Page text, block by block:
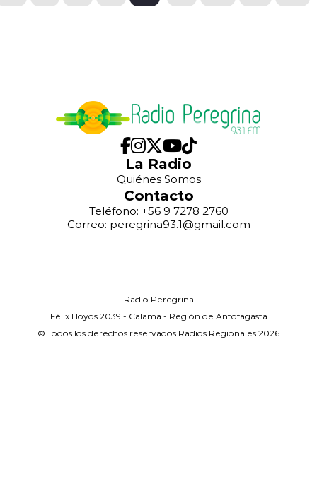
La Radio
Quiénes Somos
Contacto
Teléfono: +56 9 7278 2760
Correo: peregrina93.1@gmail.com
Radio Peregrina
Félix Hoyos 2039 - Calama - Región de Antofagasta
© Todos los derechos reservados Radios Regionales 2026